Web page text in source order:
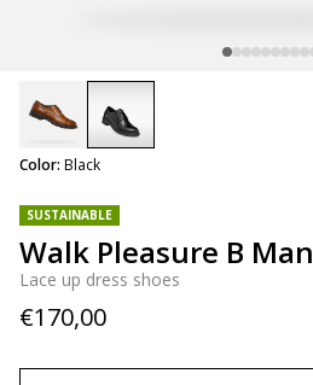
SUSTAINABLE
Walk Pleasure B Man
Lace up dress shoes
€170,00
Color: Black